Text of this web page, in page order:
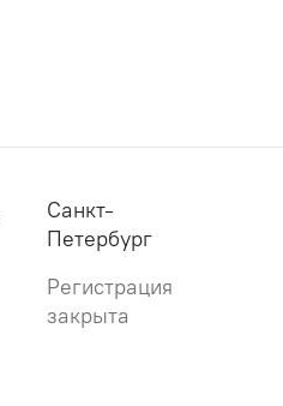
Санкт-
Петербург
Регистрация
закрыта